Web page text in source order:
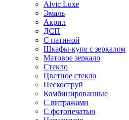
Alvic Luxe
Эмаль
Акрил
ДСП
С патиной
Шкафы-купе с зеркалом
Матовое зеркало
Стекло
Цветное стекло
Пескоструй
Комбинированные
С витражами
С фотопечатью